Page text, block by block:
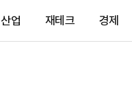
산업 재테크 경제